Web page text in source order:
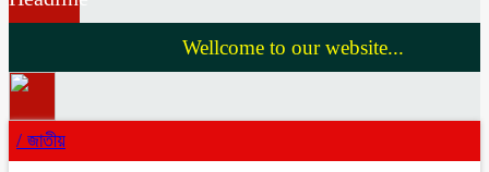
Wellcome to our website...
/ জাতীয়